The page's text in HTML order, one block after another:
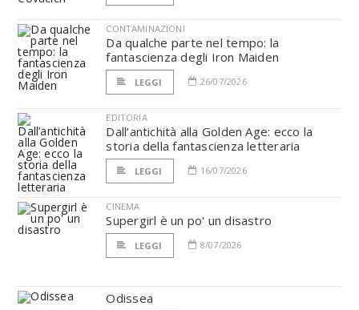
CONTAMINAZIONI
Da qualche parte nel tempo: la
fantascienza degli Iron Maiden
LEGGI 26/07/2026
EDITORIA
Dall’antichità alla Golden Age: ecco la
storia della fantascienza letteraria
LEGGI 16/07/2026
CINEMA
Supergirl è un po' un disastro
LEGGI 8/07/2026
Odissea